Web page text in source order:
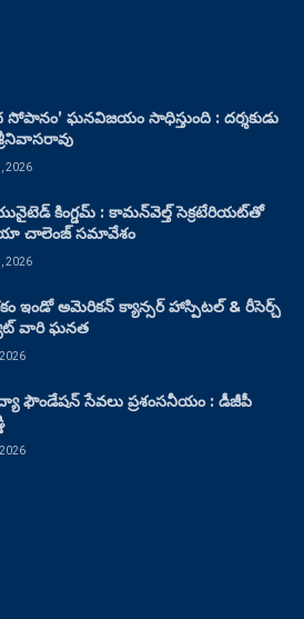
సోపానం’ ఘనవిజయం సాధిస్తుంది : దర్శకుడు
2026
కింగ్డమ్ : కామన్‌వెల్త్ సెక్రటేరియట్‌తో
చాలెంజ్ సమావేశం
2026
ఇండో అమెరికన్ క్యాన్సర్ హాస్పిటల్ & రీసెర్చ్
వారి ఘనత
ఫౌండేషన్ సేవలు ప్రశంసనీయం : డీజీపీ